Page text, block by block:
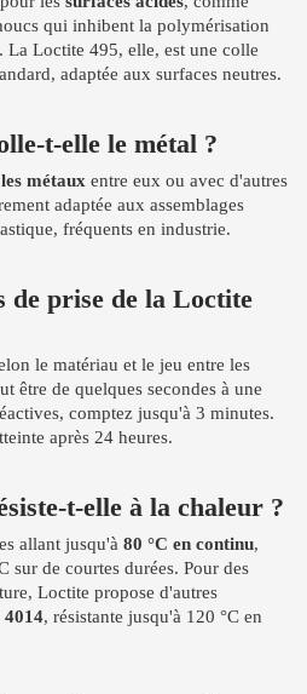
qui inhibent la polymérisation
La Loctite 495, elle, est une colle
adaptée aux surfaces neutres.
t-elle le métal ?
métaux entre eux ou avec d'autres
adaptée aux assemblages
fréquents en industrie.
de prise de la Loctite
le matériau et le jeu entre les
être de quelques secondes à une
comptez jusqu'à 3 minutes.
après 24 heures.
t-elle à la chaleur ?
allant jusqu'à 80 °C en continu,
sur de courtes durées. Pour des
Loctite propose d'autres
, résistante jusqu'à 120 °C en